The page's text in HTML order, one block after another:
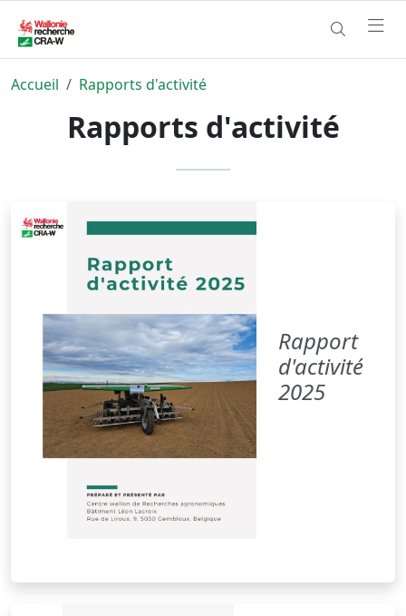
Accueil Rapports d'activité
Rapports d'activité
Rapport
d'activité
2025